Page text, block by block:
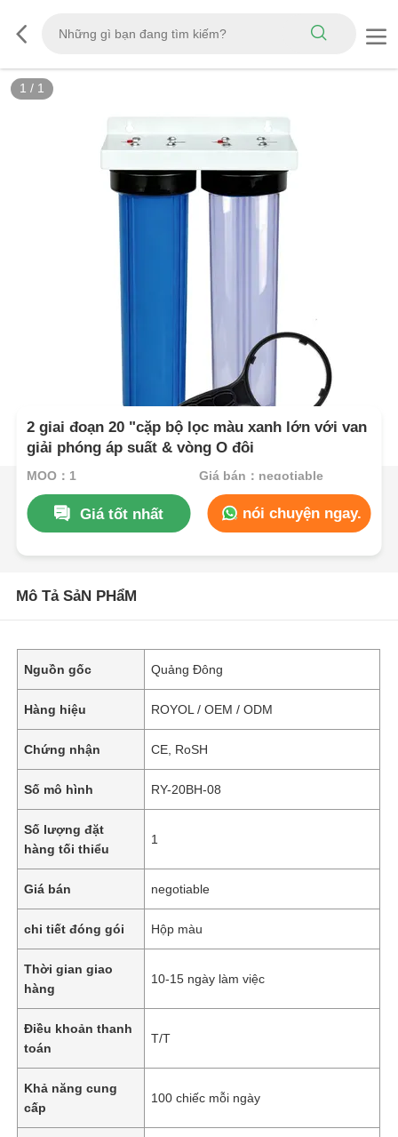
1 / 1
2 giai đoạn 20 "cặp bộ lọc màu xanh lớn với van
giải phóng áp suất & vòng O đôi
MOQ：1 Giá bán：negotiable
Giá tốt nhất nói chuyện ngay.
Mô Tả SảN PHẩM
Nguồn gốc Quảng Đông
Hàng hiệu ROYOL / OEM / ODM
Chứng nhận CE, RoSH
Số mô hình RY-20BH-08
Số lượng đặt
hàng tối thiểu
1
Giá bán negotiable
chi tiết đóng gói Hộp màu
Thời gian giao
hàng
10-15 ngày làm việc
Điều khoản thanh
toán
T/T
Khả năng cung
cấp
100 chiếc mỗi ngày